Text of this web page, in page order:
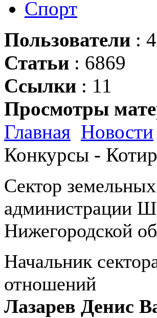
Спорт
Пользователи :
Статьи : 6869
Ссылки : 11
Просмотры
Главная Новости
Конкурсы -
Сектор
администрации
Нижегородской
Начальник
отношений
Лазарев Денис